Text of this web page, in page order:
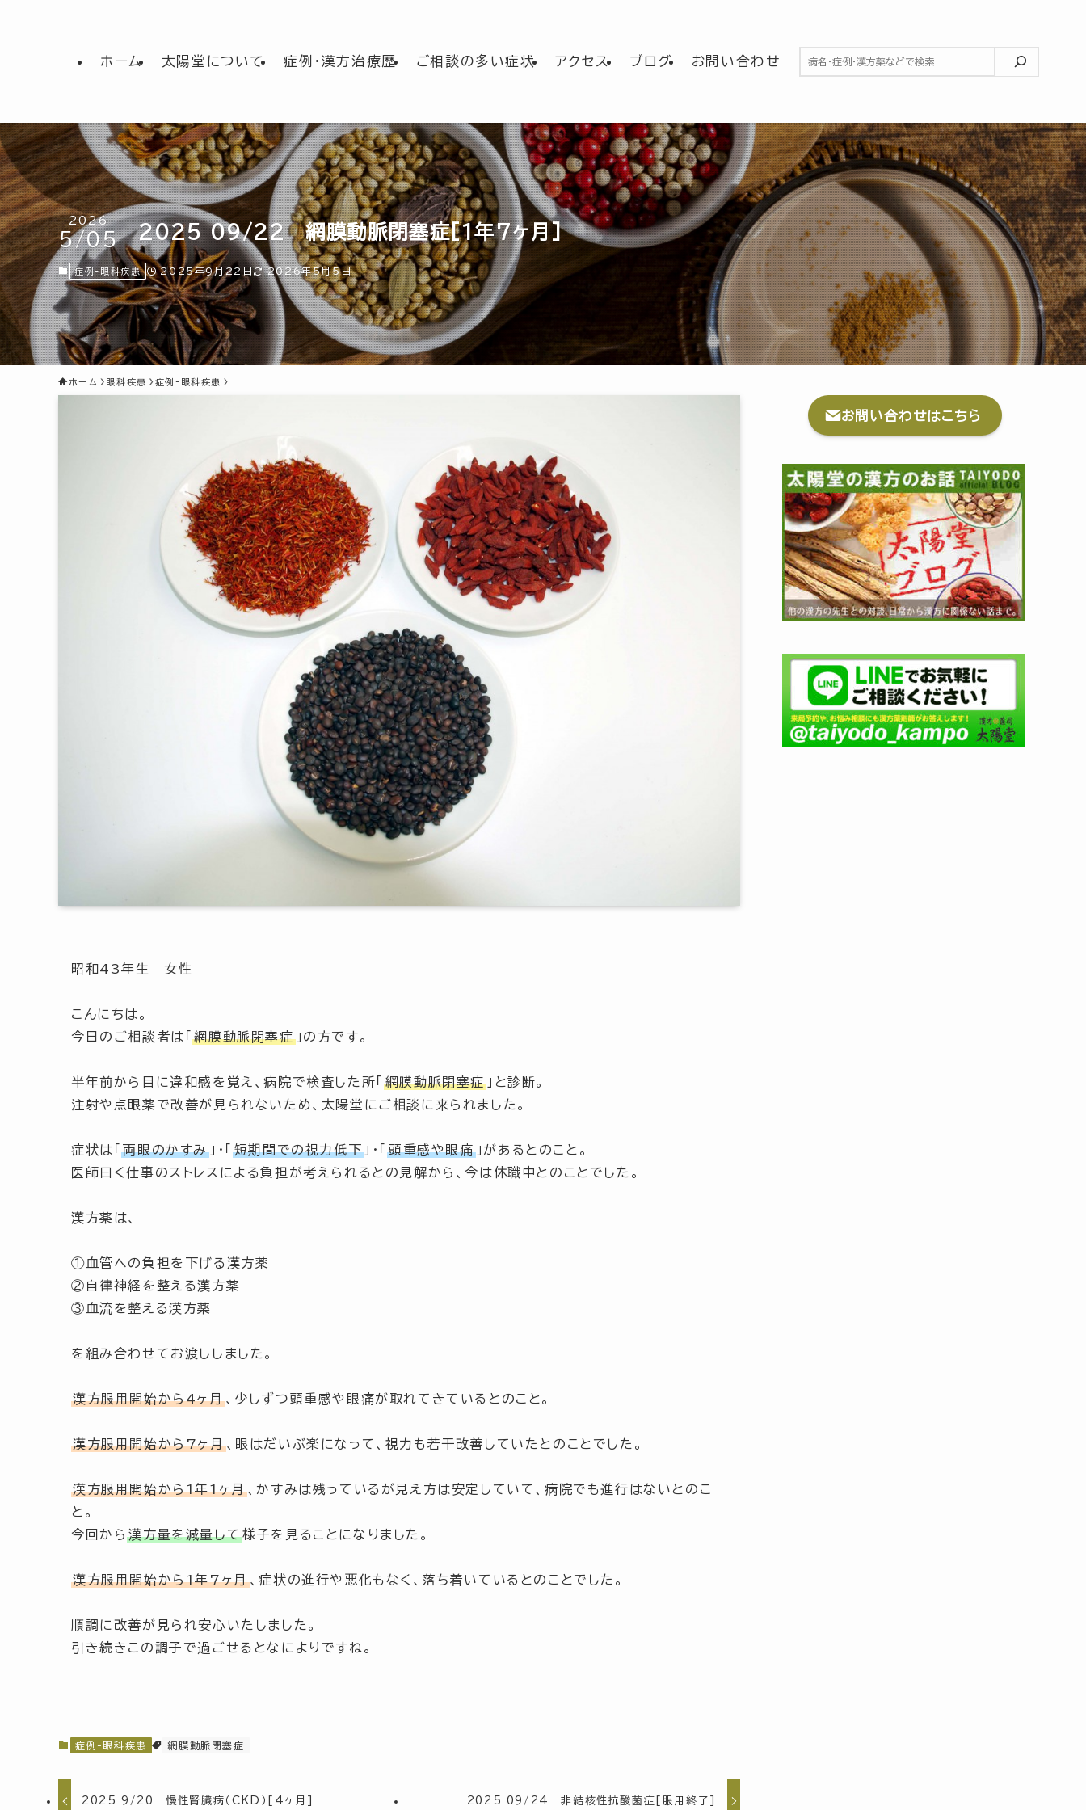
ホーム 太陽堂について 症例・漢方治療歴 ご相談の多い症状 アクセス ブログ お問い合わせ 検索
2025 09/22 網膜動脈閉塞症[1年7ヶ月]
2026
5/05
症例-眼科疾患 2025年9月22日 2026年5月5日
ホーム 眼科疾患 症例-眼科疾患
昭和43年生 女性
こんにちは。
今日のご相談者は「網膜動脈閉塞症」の方です。
半年前から目に違和感を覚え、病院で検査した所 網膜動脈閉塞症 」 と診断。
注射や点眼薬で改善が見られないため、太陽堂にご相談に来られました。
症状は 「両眼のかすみ 」 ・ 短期間での視力低下 」 ・ 「頭重感や眼痛」 があるとのこと。
医師曰く仕事のストレスによる負担が考えられるとの見解から、今は休職中とのことでした。
漢方薬は、
①血管への負担を下げる漢方薬
②自律神経を整える漢方薬
③血流を整える漢方薬
を組み合わせてお渡ししました。
漢方服用開始から4ヶ月、少しずつ頭重感や眼痛が取れてきているとのこと。
漢方服用開始から7ヶ月、眼はだいぶ楽になって、視力も若干改善していたとのことでした。
漢方服用開始から1年1ヶ月、かすみは残っているが見え方は安定していて、病院でも進行はないとのこ
と。
今回から漢方量を減量して様子を見ることになりました。
漢方服用開始から1年7ヶ月、症状の進行や悪化もなく、落ち着いているとのことでした。
順調に改善が見られ安心いたしました。
引き続きこの調子で過ごせるとなによりですね。
症例-眼科疾患 網膜動脈閉塞症
2025 9/20 慢性腎臓病（CKD）[4ヶ月] 2025 09/24 非結核性抗酸菌症[服用終了]
お問い合わせはこちら